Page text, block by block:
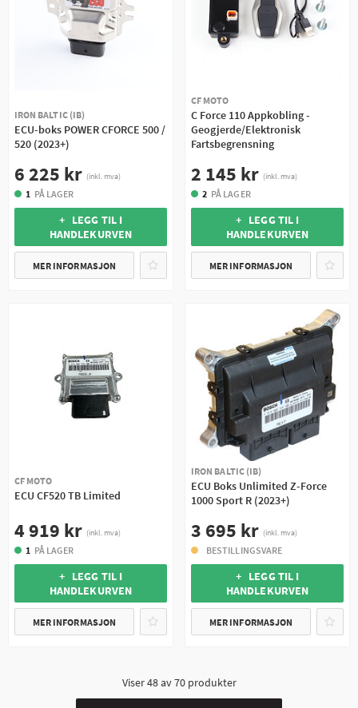
IRON BALTIC (IB)
ECU-boks POWER CFORCE 500 /
520 (2023+)
6 225 kr (inkl. mva)
1 PÅ LAGER
+ LEGG TIL I
HANDLEKURVEN
MER INFORMASJON
CF MOTO
C Force 110 Appkobling -
Geogjerde/Elektronisk
Fartsbegrensning
2 145 kr (inkl. mva)
2 PÅ LAGER
+ LEGG TIL I
HANDLEKURVEN
MER INFORMASJON
CF MOTO
ECU CF520 TB Limited
4 919 kr (inkl. mva)
1 PÅ LAGER
+ LEGG TIL I
HANDLEKURVEN
MER INFORMASJON
IRON BALTIC (IB)
ECU Boks Unlimited Z-Force
1000 Sport R (2023+)
3 695 kr (inkl. mva)
BESTILLINGSVARE
+ LEGG TIL I
HANDLEKURVEN
MER INFORMASJON
Viser48av70produkter